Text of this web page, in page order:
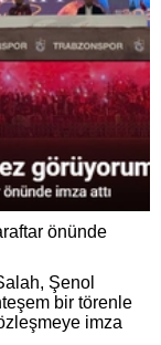
önünde
Şenol
bir törenle
imza